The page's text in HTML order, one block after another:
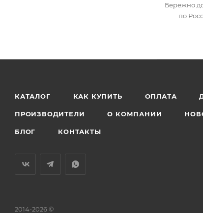
Бережно
по
КАТАЛОГ КАК КУПИТЬ ОПЛАТА
ПРОИЗВОДИТЕЛИ О КОМПАНИИ
БЛОГ КОНТАКТЫ
2014-2026 ©